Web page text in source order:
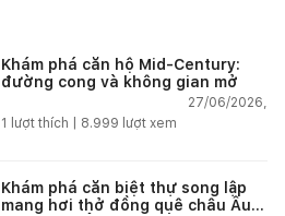
Khám phá căn hộ Mid-Century:
đường cong và không gian mở
27/06/2026,
1
lượt thích | 8.999 lượt xem
Khám phá căn biệt thự song lập
mang hơi thở đồng quê châu Âu